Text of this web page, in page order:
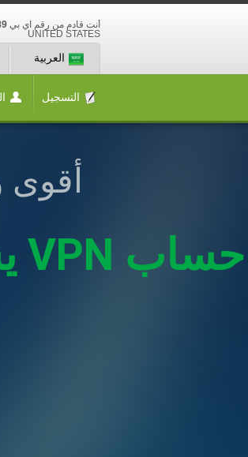
أنت قادم من رقم آي بي
UNITED STATES
العربية
التسجيل
أقوى
حساب VPN يساوي أكثر من 15 دولارا نظير 3 دولارات فقط